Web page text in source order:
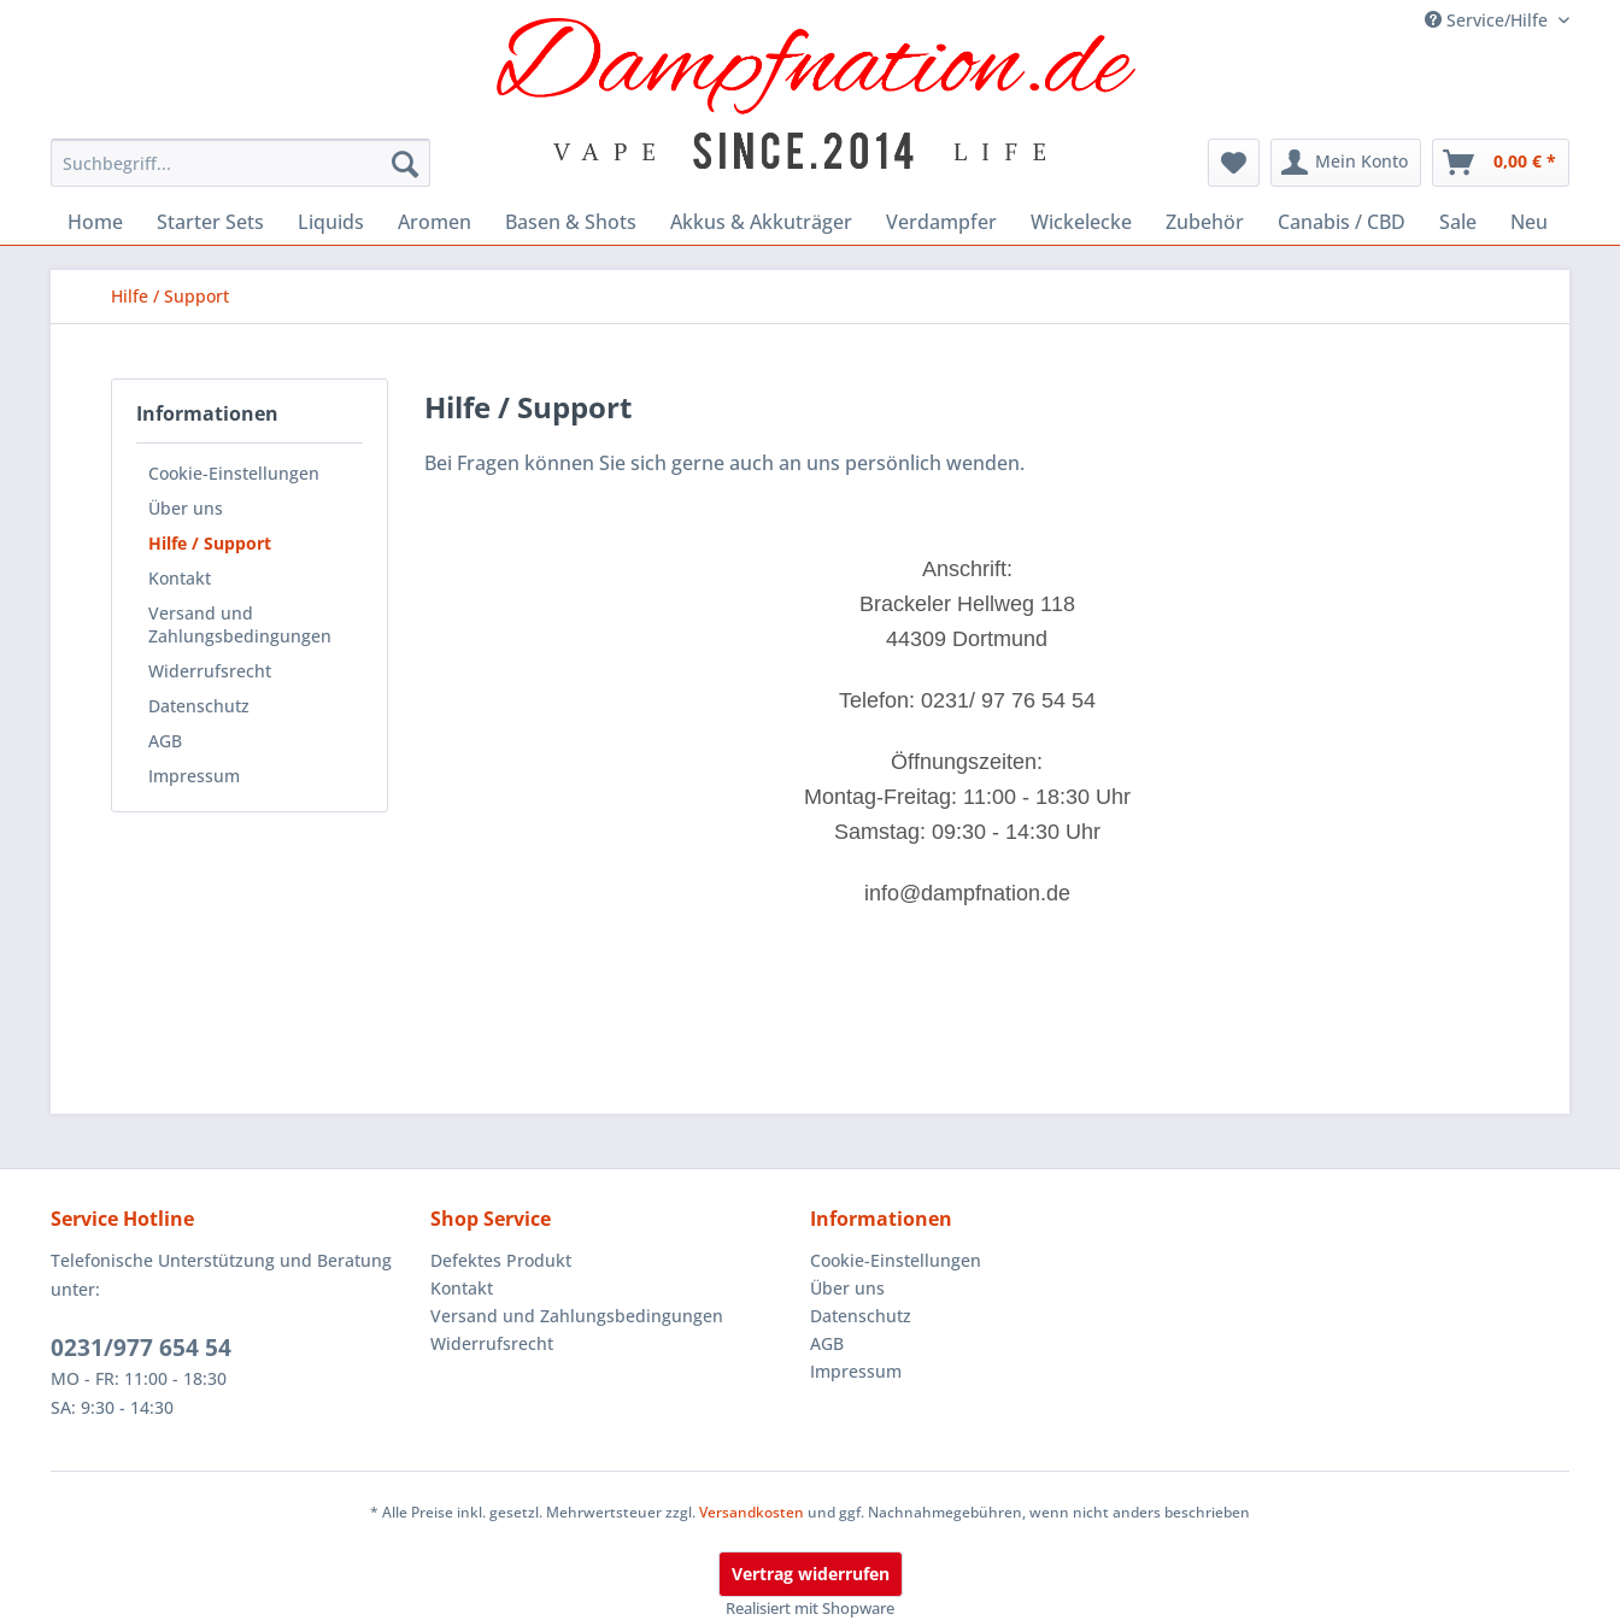
Service/Hilfe
Mein Konto 0,00 € *
Home Starter Sets Liquids Aromen Basen & Shots Akkus & Akkuträger Verdampfer Wickelecke Zubehör Canabis / CBD Sale Neu
Hilfe / Support
Informationen
Cookie-Einstellungen
Über uns
Hilfe / Support
Kontakt
Versand und
Zahlungsbedingungen
Widerrufsrecht
Datenschutz
AGB
Impressum
Hilfe / Support
Bei Fragen können Sie sich gerne auch an uns persönlich wenden.
Anschrift:
Brackeler Hellweg 118
44309 Dortmund
Telefon: 0231/ 97 76 54 54
Öffnungszeiten:
Montag-Freitag: 11:00 - 18:30 Uhr
Samstag: 09:30 - 14:30 Uhr
info@dampfnation.de
Service Hotline
Telefonische Unterstützung und Beratung
unter:
0231/977 654 54
MO - FR: 11:00 - 18:30
SA: 9:30 - 14:30
Shop Service
Defektes Produkt
Kontakt
Versand und Zahlungsbedingungen
Widerrufsrecht
Informationen
Cookie-Einstellungen
Über uns
Datenschutz
AGB
Impressum
* Alle Preise inkl. gesetzl. Mehrwertsteuer zzgl.Versandkosten und ggf. Nachnahmegebühren, wenn nicht anders beschrieben
Vertrag widerrufen
Realisiert mit Shopware